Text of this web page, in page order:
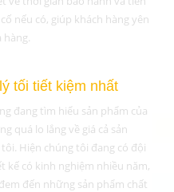
nếu có, giúp khách hàng yên
hàng.
tối tiết kiệm nhất
đang tìm hiểu sản phẩm của
quá lo lắng về giá cả sản
Hiện chúng tôi đang có đội
kế có kinh nghiệm nhiều năm,
đến những sản phẩm chất